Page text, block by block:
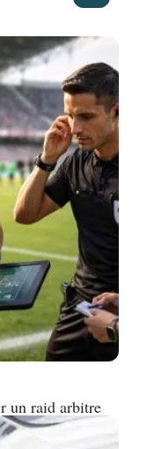
un raid arbitre